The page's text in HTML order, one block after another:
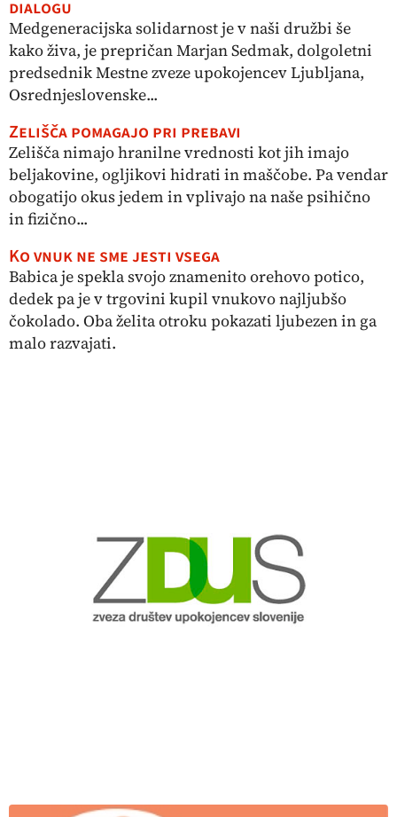
dialogu
Medgeneracijska solidarnost je v naši družbi še
kako živa, je prepričan Marjan Sedmak, dolgoletni
predsednik Mestne zveze upokojencev Ljubljana,
Osrednjeslovenske...
Zelišča pomagajo pri prebavi
Zelišča nimajo hranilne vrednosti kot jih imajo
beljakovine, ogljikovi hidrati in maščobe. Pa vendar
obogatijo okus jedem in vplivajo na naše psihično
in fizično...
Ko vnuk ne sme jesti vsega
Babica je spekla svojo znamenito orehovo potico,
dedek pa je v trgovini kupil vnukovo najljubšo
čokolado. Oba želita otroku pokazati ljubezen in ga
malo razvajati.